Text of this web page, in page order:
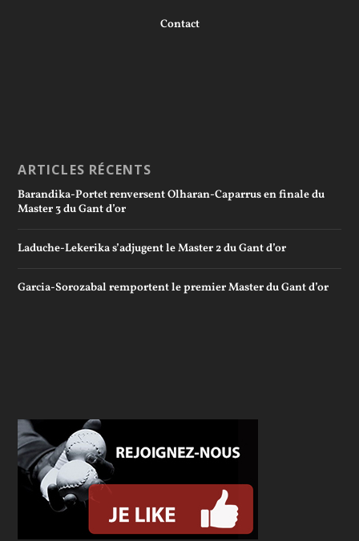
Contact
ARTICLES RÉCENTS
Barandika-Portet renversent Olharan-Caparrus en finale du
Master 3 du Gant d’or
Laduche-Lekerika s’adjugent le Master 2 du Gant d’or
Garcia-Sorozabal remportent le premier Master du Gant d’or